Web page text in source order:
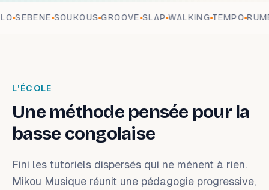
SEBENE SOUKOUS GROOVE SLAP WALKING TEMPO RUMBA
L'ÉCOLE
Une méthode pensée pour la
basse congolaise
Fini les tutoriels dispersés qui ne mènent à rien.
Mikou Musique réunit une pédagogie progressive,